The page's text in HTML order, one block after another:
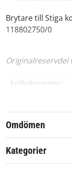
Brytare till Stiga
118802750/0
Originalreservdel
Artikelnummer:
Omdömen
Kategorier